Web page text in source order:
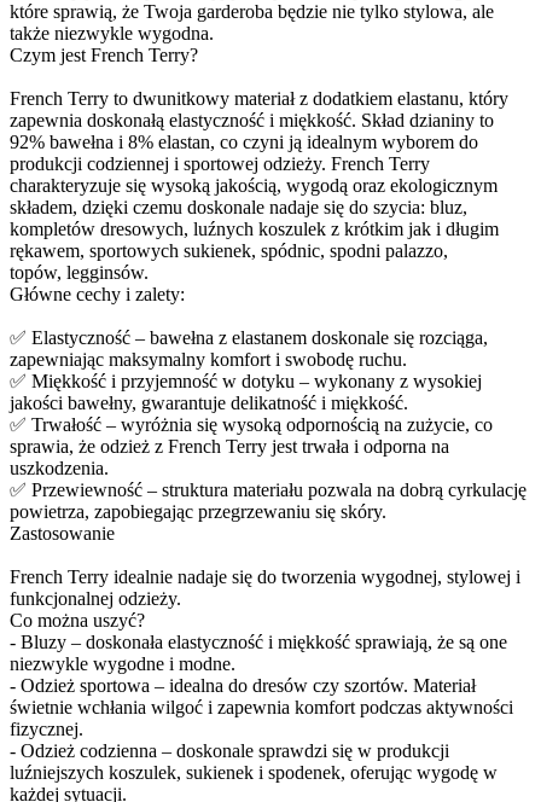
które sprawią, że Twoja garderoba będzie nie tylko stylowa, ale
także niezwykle wygodna.
Czym jest French Terry?
French Terry to dwunitkowy materiał z dodatkiem elastanu, który
zapewnia doskonałą elastyczność i miękkość. Skład dzianiny to
92% bawełna i 8% elastan, co czyni ją idealnym wyborem do
produkcji codziennej i sportowej odzieży. French Terry
charakteryzuje się wysoką jakością, wygodą oraz ekologicznym
składem, dzięki czemu doskonale nadaje się do szycia: bluz,
kompletów dresowych, luźnych koszulek z krótkim jak i długim
rękawem, sportowych sukienek, spódnic, spodni palazzo,
topów, legginsów.
Główne cechy i zalety:
✅ Elastyczność – bawełna z elastanem doskonale się rozciąga,
zapewniając maksymalny komfort i swobodę ruchu.
✅ Miękkość i przyjemność w dotyku – wykonany z wysokiej
jakości bawełny, gwarantuje delikatność i miękkość.
✅ Trwałość – wyróżnia się wysoką odpornością na zużycie, co
sprawia, że odzież z French Terry jest trwała i odporna na
uszkodzenia.
✅ Przewiewność – struktura materiału pozwala na dobrą cyrkulację
powietrza, zapobiegając przegrzewaniu się skóry.
Zastosowanie
French Terry idealnie nadaje się do tworzenia wygodnej, stylowej i
funkcjonalnej odzieży.
Co można uszyć?
- Bluzy – doskonała elastyczność i miękkość sprawiają, że są one
niezwykle wygodne i modne.
- Odzież sportowa – idealna do dresów czy szortów. Materiał
świetnie wchłania wilgoć i zapewnia komfort podczas aktywności
fizycznej.
- Odzież codzienna – doskonale sprawdzi się w produkcji
luźniejszych koszulek, sukienek i spodenek, oferując wygodę w
każdej sytuacji.